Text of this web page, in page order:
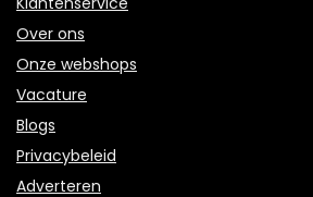
Over ons
Onze webshops
Vacature
Blogs
Privacybeleid
Adverteren